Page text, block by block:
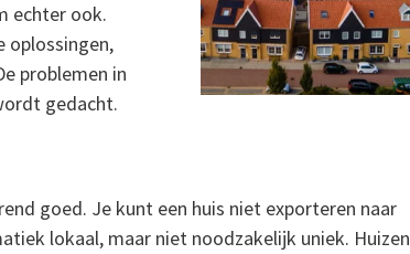
echter ook.
oplossingen,
problemen in
gedacht.
goed. Je kunt een huis niet exporteren naar
lokaal, maar niet noodzakelijk uniek. Huizen